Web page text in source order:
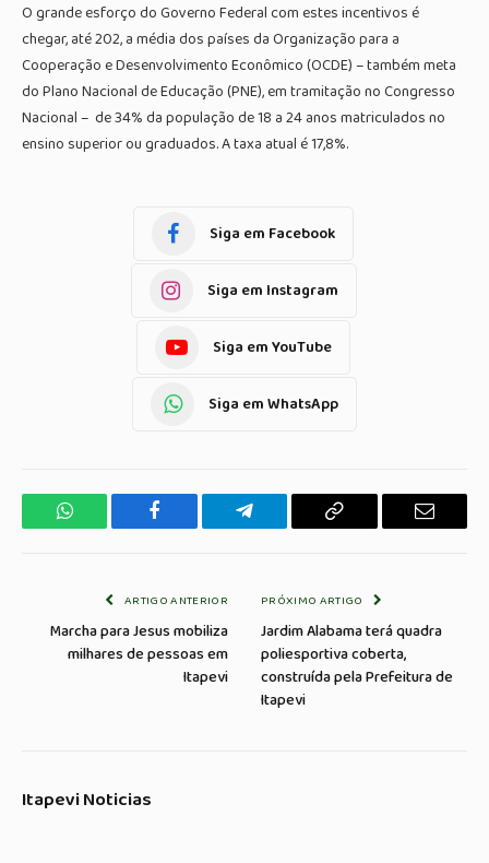
O grande esforço do Governo Federal com estes incentivos é
chegar, até 202, a média dos países da Organização para a
Cooperação e Desenvolvimento Econômico (OCDE) – também meta
do Plano Nacional de Educação (PNE), em tramitação no Congresso
Nacional – de 34% da população de 18 a 24 anos matriculados no
ensino superior ou graduados. A taxa atual é 17,8%.
Siga em Facebook
Siga em Instagram
Siga em YouTube
Siga em WhatsApp
WhatsApp Facebook Telegrama Copiar
E-
ARTIGO ANTERIOR
Marcha para Jesus mobiliza
milhares de pessoas em
Itapevi
PRÓXIMO ARTIGO
Jardim Alabama terá quadra
poliesportiva coberta,
construída pela Prefeitura de
Itapevi
Itapevi Noticias